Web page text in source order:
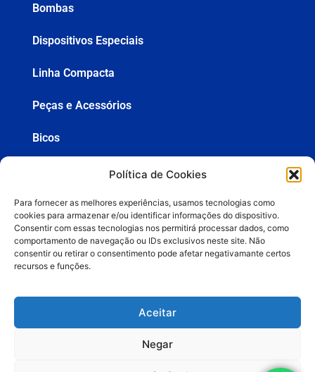
Política de Cookies
Para fornecer as melhores experiências, usamos tecnologias como
cookies para armazenar e/ou identificar informações do dispositivo.
Consentir com essas tecnologias nos permitirá processar dados, como
comportamento de navegação ou IDs exclusivos neste site. Não
consentir ou retirar o consentimento pode afetar negativamante certos
recursos e funções.
Aceitar
Negar
Bombas
Dispositivos Especiais
Linha Compacta
Peças e Acessórios
Bicos
Pistolas
+55 (19) 3936-8555